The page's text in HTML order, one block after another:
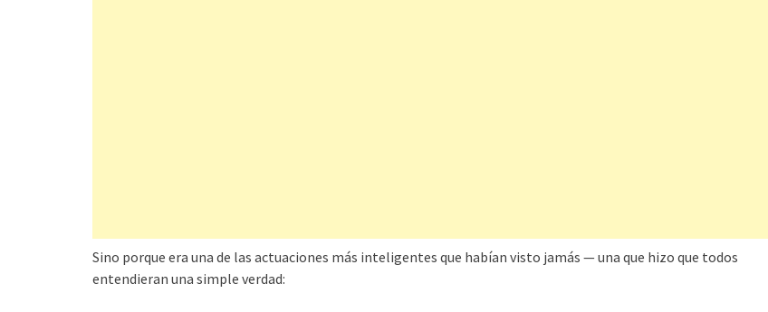
Sino porque era una de las actuaciones más inteligentes que habían visto jamás — una que hizo que todos
entendieran una simple verdad: